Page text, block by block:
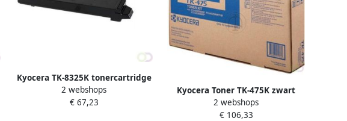
Kyocera TK-8325K tonercartridge
1 stuk(s) Origineel Zwart
(1T02NP0NL0)
2 webshops
€ 67,23
Kyocera Toner TK-475K zwart
2 webshops
€ 106,33